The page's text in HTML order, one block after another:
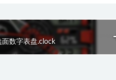
数字表盘.clock